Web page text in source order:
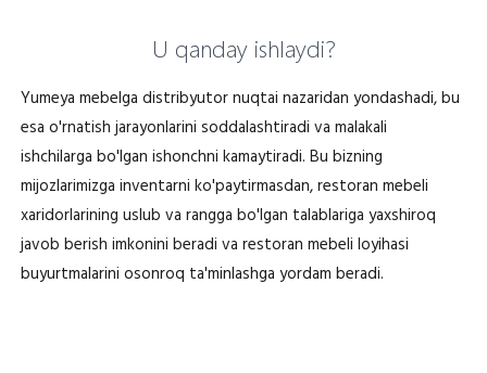
U qanday ishlaydi?
Yumeya mebelga distribyutor nuqtai nazaridan yondashadi, bu
esa o'rnatish jarayonlarini soddalashtiradi va malakali
ishchilarga bo'lgan ishonchni kamaytiradi. Bu bizning
mijozlarimizga inventarni ko'paytirmasdan, restoran mebeli
xaridorlarining uslub va rangga bo'lgan talablariga yaxshiroq
javob berish imkonini beradi va restoran mebeli loyihasi
buyurtmalarini osonroq ta'minlashga yordam beradi.